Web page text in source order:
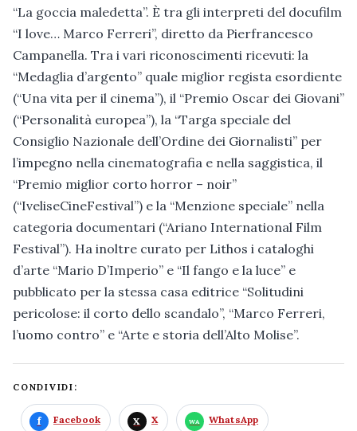
“La goccia maledetta”. È tra gli interpreti del docufilm
“I love… Marco Ferreri”, diretto da Pierfrancesco
Campanella. Tra i vari riconoscimenti ricevuti: la
“Medaglia d’argento” quale miglior regista esordiente
(“Una vita per il cinema”), il “Premio Oscar dei Giovani”
(“Personalità europea”), la “Targa speciale del
Consiglio Nazionale dell’Ordine dei Giornalisti” per
l’impegno nella cinematografia e nella saggistica, il
“Premio miglior corto horror – noir”
(“IveliseCineFestival”) e la “Menzione speciale” nella
categoria documentari (“Ariano International Film
Festival”). Ha inoltre curato per Lithos i cataloghi
d’arte “Mario D’Imperio” e “Il fango e la luce” e
pubblicato per la stessa casa editrice “Solitudini
pericolose: il corto dello scandalo”, “Marco Ferreri,
l’uomo contro” e “Arte e storia dell’Alto Molise”.
CONDIVIDI:
Facebook X WhatsApp